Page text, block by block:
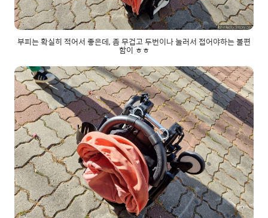
부피는 확실히 적어서 좋은데, 좀 무겁고 두번이나 눌러서 접어야하는 불편
함이 ㅎㅎ